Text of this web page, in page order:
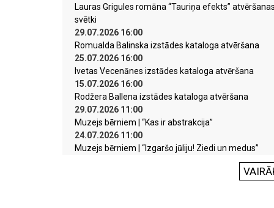
Lauras Grigules romāna “Tauriņa efekts”
svētki
29.07.2026 16:00
Romualda Balinska izstādes kataloga atvēršana
25.07.2026 16:00
Ivetas Vecenānes izstādes kataloga atvēršana
15.07.2026 16:00
Rodžera Ballena izstādes kataloga atvēršana
29.07.2026 11:00
Muzejs bērniem | “Kas ir abstrakcija”
24.07.2026 11:00
Muzejs bērniem | “Izgaršo jūliju! Ziedi un medus”